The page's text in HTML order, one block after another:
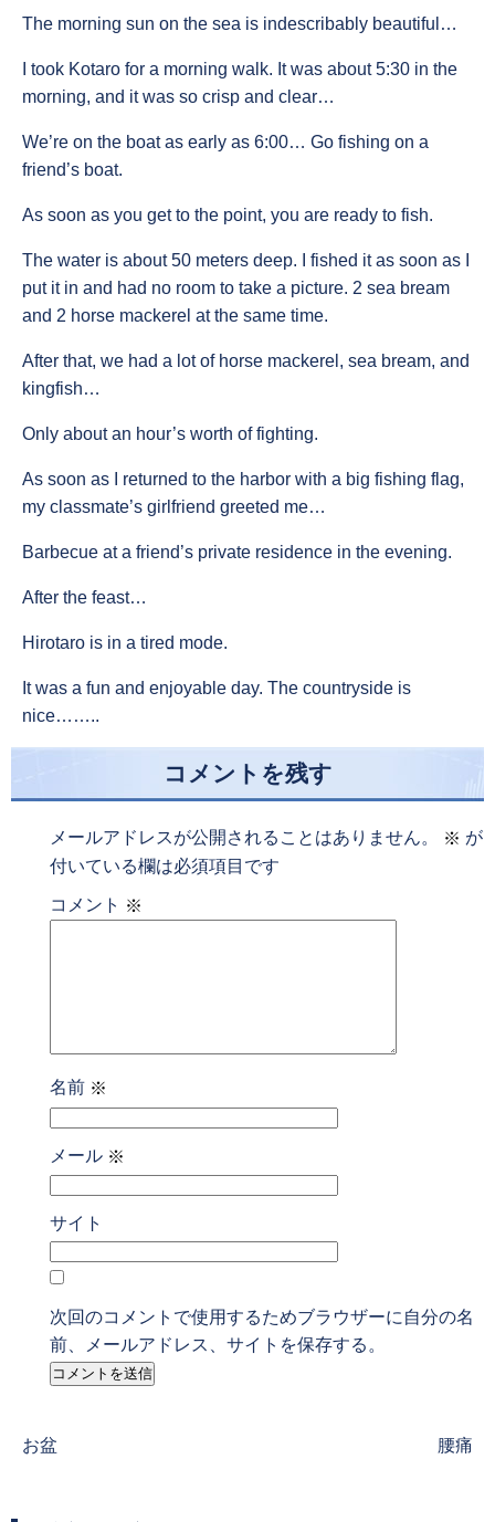
The morning sun on the sea is indescribably beautiful…
I took Kotaro for a morning walk. It was about 5:30 in the
morning, and it was so crisp and clear…
We’re on the boat as early as 6:00… Go fishing on a
friend’s boat.
As soon as you get to the point, you are ready to fish.
The water is about 50 meters deep. I fished it as soon as I
put it in and had no room to take a picture. 2 sea bream
and 2 horse mackerel at the same time.
After that, we had a lot of horse mackerel, sea bream, and
kingfish…
Only about an hour’s worth of fighting.
As soon as I returned to the harbor with a big fishing flag,
my classmate’s girlfriend greeted me…
Barbecue at a friend’s private residence in the evening.
After the feast…
Hirotaro is in a tired mode.
It was a fun and enjoyable day. The countryside is
nice……..
コメントを残す
メールアドレスが公開されることはありません。 ※ が
付いている欄は必須項目です
コメント ※
名前 ※
メール ※
サイト
次回のコメントで使用するためブラウザーに自分の名
前、メールアドレス、サイトを保存する。
Previous
お盆
Next
腰痛